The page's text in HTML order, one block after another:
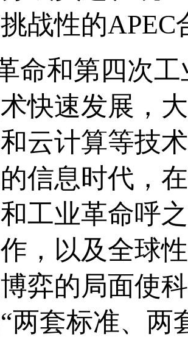
战性的APEC
命和第四次
快速发展，
云计算等技
信息时代，
工业革命呼
，以及全球
弈的局面使
两套标准、两